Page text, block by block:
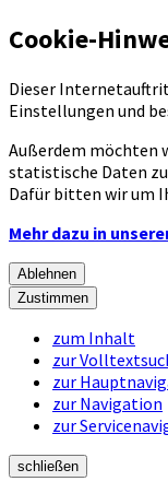
Cookie-
Dieser
Einstellungen und
Außerdem möchten
statistische Daten
Dafür bitten wir um
Mehr dazu in
Ablehnen
Zustimmen
zum Inhalt
zur
zur
zur Navigation
zur
schließen